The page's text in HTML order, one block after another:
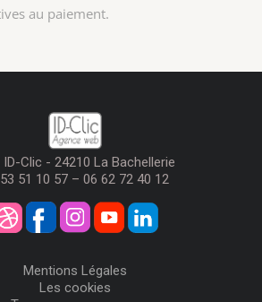
au paiement.
ID-Clic - 24210 La Bachellerie
51 10 57 – 06 62 72 40 12
Mentions Légales
Les cookies